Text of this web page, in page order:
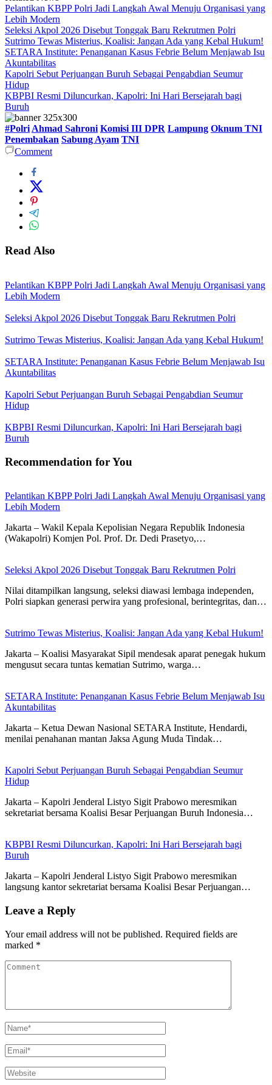
Pelantikan KBPP Polri Jadi Langkah Awal Menuju Organisasi yang
Lebih Modern
Seleksi Akpol 2026 Disebut Tonggak Baru Rekrutmen Polri
Sutrimo Tewas Misterius, Koalisi: Jangan Ada yang Kebal Hukum!
SETARA Institute: Penanganan Kasus Febrie Belum Menjawab Isu
Akuntabilitas
Kapolri Sebut Perjuangan Buruh Sebagai Pengabdian Seumur
Hidup
KBPBI Resmi Diluncurkan, Kapolri: Ini Hari Bersejarah bagi
Buruh
#PolriAhmad Sahroni Komisi III DPR Lampung Oknum TNI
Penembakan Sabung Ayam TNI
Comment
Read Also
Pelantikan KBPP Polri Jadi Langkah Awal Menuju Organisasi yang
Lebih Modern
Seleksi Akpol 2026 Disebut Tonggak Baru Rekrutmen Polri
Sutrimo Tewas Misterius, Koalisi: Jangan Ada yang Kebal Hukum!
SETARA Institute: Penanganan Kasus Febrie Belum Menjawab Isu
Akuntabilitas
Kapolri Sebut Perjuangan Buruh Sebagai Pengabdian Seumur
Hidup
KBPBI Resmi Diluncurkan, Kapolri: Ini Hari Bersejarah bagi
Buruh
Recommendation for You
Pelantikan KBPP Polri Jadi Langkah Awal Menuju Organisasi yang
Lebih Modern
Jakarta – Wakil Kepala Kepolisian Negara Republik Indonesia
(Wakapolri) Komjen Pol. Prof. Dr. Dedi Prasetyo,…
Seleksi Akpol 2026 Disebut Tonggak Baru Rekrutmen Polri
Nilai ditampilkan langsung, seleksi diawasi lembaga independen,
Polri siapkan generasi perwira yang profesional, berintegritas, dan…
Sutrimo Tewas Misterius, Koalisi: Jangan Ada yang Kebal Hukum!
Jakarta – Koalisi Masyarakat Sipil mendesak aparat penegak hukum
mengusut secara tuntas kematian Sutrimo, warga…
SETARA Institute: Penanganan Kasus Febrie Belum Menjawab Isu
Akuntabilitas
Jakarta – Ketua Dewan Nasional SETARA Institute, Hendardi,
menilai penahanan mantan Jaksa Agung Muda Tindak…
Kapolri Sebut Perjuangan Buruh Sebagai Pengabdian Seumur
Hidup
Jakarta – Kapolri Jenderal Listyo Sigit Prabowo meresmikan
sekretariat bersama Koalisi Besar Perjuangan Buruh Indonesia…
KBPBI Resmi Diluncurkan, Kapolri: Ini Hari Bersejarah bagi
Buruh
Jakarta – Kapolri Jenderal Listyo Sigit Prabowo meresmikan
langsung kantor sekretariat bersama Koalisi Besar Perjuangan…
Leave a Reply
Your email address will not be published. Required fields are
marked *